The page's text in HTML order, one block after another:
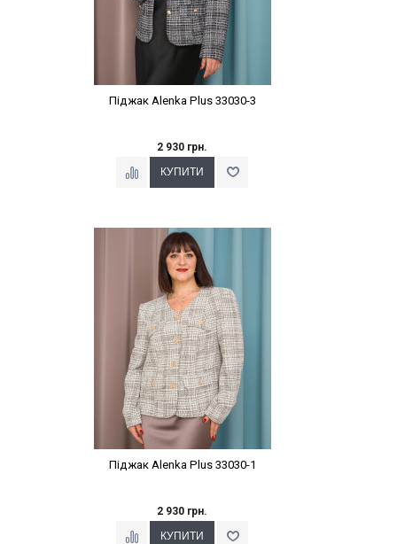
Піджак Alenka Plus 33030-3
2 930 грн.
Наклейки Варіант з %
Піджак Alenka Plus 33030-1
2 930 грн.